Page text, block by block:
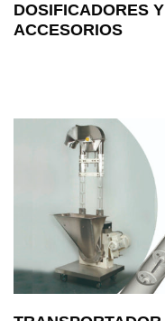
DOSIFICADORES Y
ACCESORIOS